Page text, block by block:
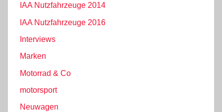
IAA Nutzfahrzeuge 2014
IAA Nutzfahrzeuge 2016
Interviews
Marken
Motorrad & Co
motorsport
Neuwagen